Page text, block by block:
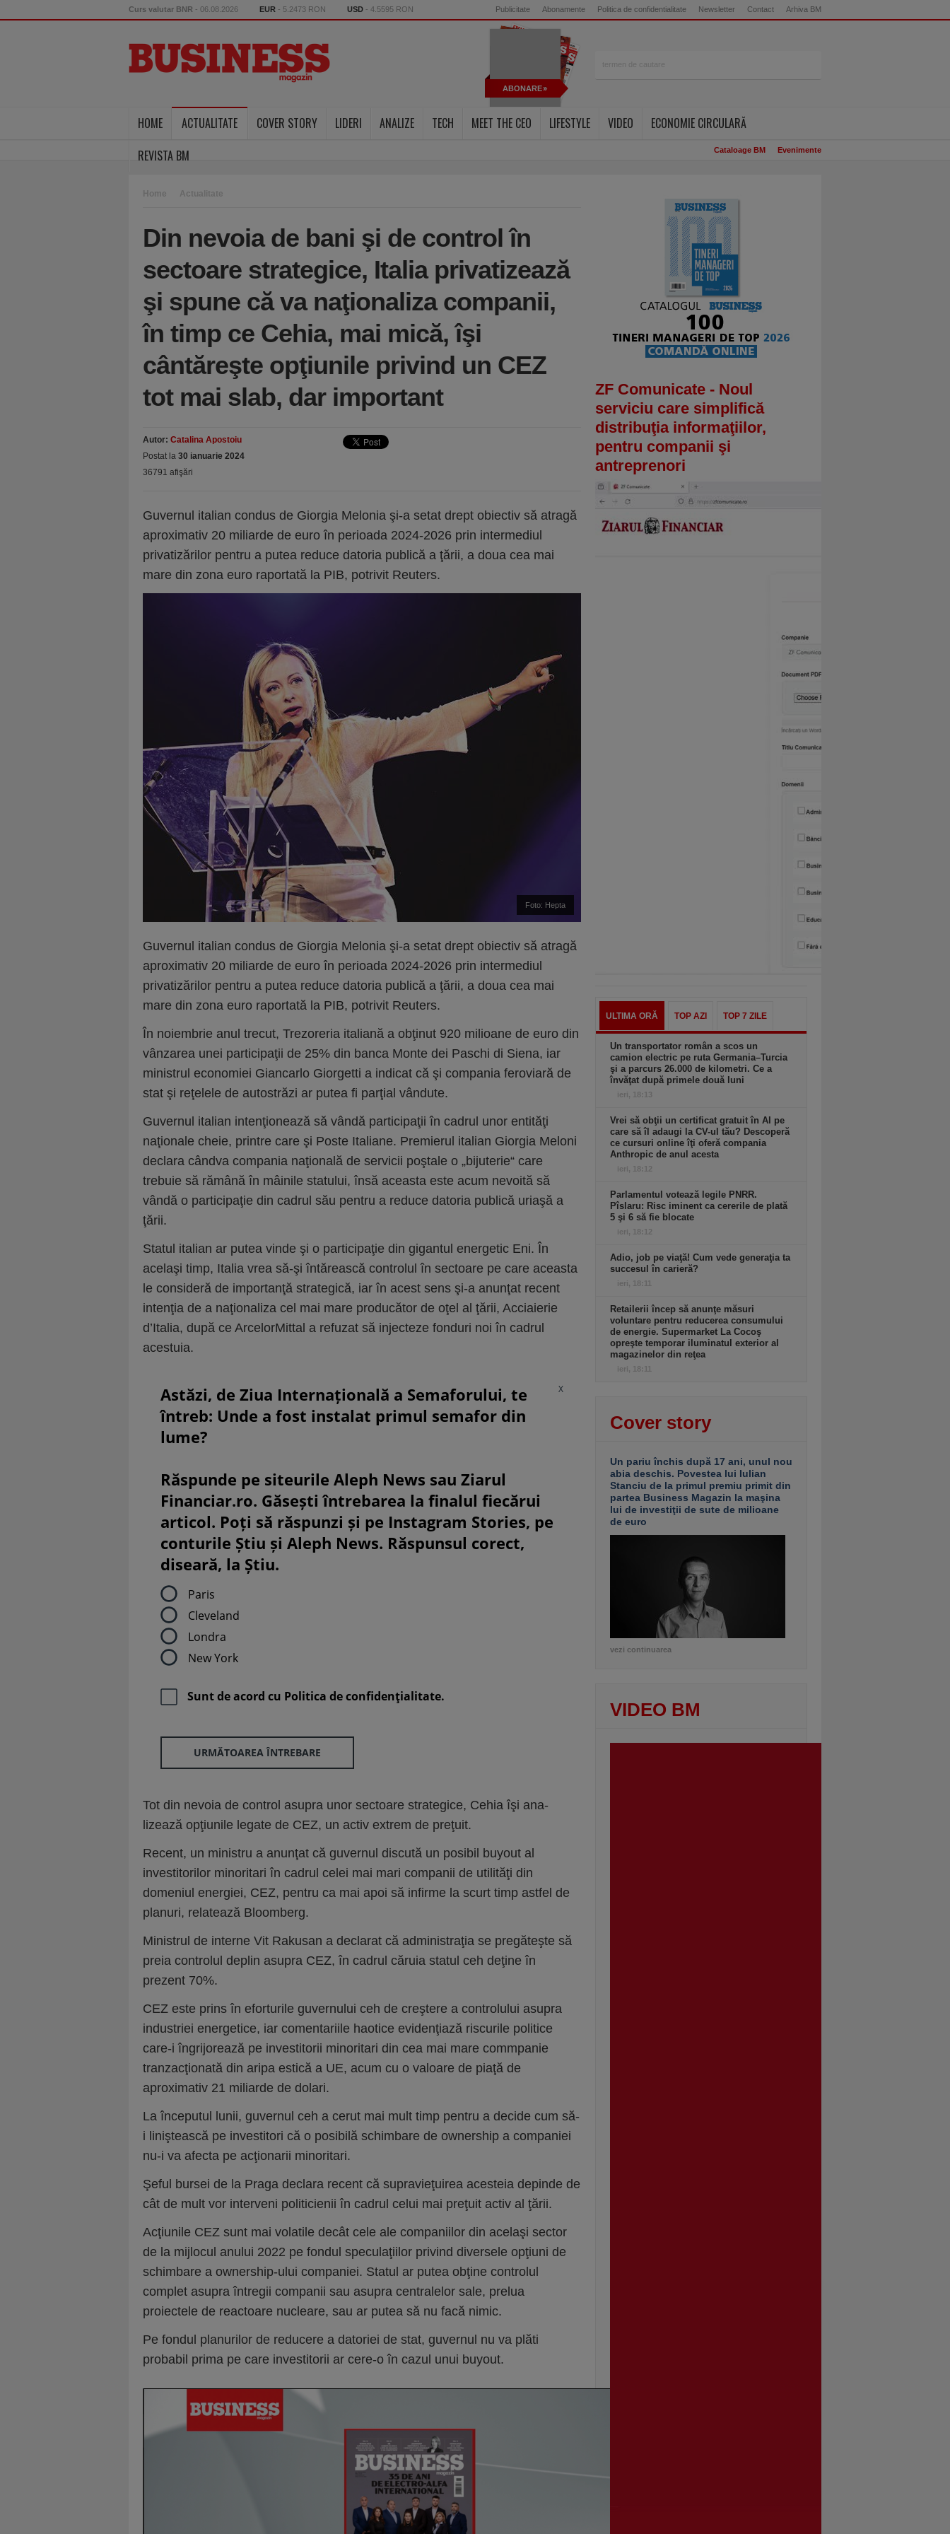
Curs valutar BNR - 06.08.2026 EUR - 5.2473 RON USD - 4.5595 RON Publicitate Abonamente Politica de confidentialitate Newsletter Contact Arhiva BM
ABONARE
HOME ACTUALITATE COVER STORY LIDERI ANALIZE TECH MEET THE CEO LIFESTYLE VIDEO
ECONOMIE CIRCULARĂ
REVISTA BM
Cataloage BM Evenimente
Home Actualitate
Din nevoia de bani şi de control în
sectoare strategice, Italia privatizează
şi spune că va naţionaliza companii,
în timp ce Cehia, mai mică, îşi
cântăreşte opţiunile privind un CEZ
tot mai slab, dar important
Autor: Catalina Apostoiu
Postat la 30 ianuarie 2024
36791 afişări
Guvernul italian condus de Giorgia Melonia şi-a setat drept obiectiv să atragă
aproximativ 20 mi­li­arde de euro în perioada 2024-2026 prin intermediul
privatizărilor pentru a putea reduce datoria publică a ţării, a doua cea mai
mare din zona euro raportată la PIB, potrivit Reuters.
Foto: Hepta
Guvernul italian condus de Giorgia Melonia şi-a setat drept obiectiv să atragă
aproximativ 20 mi­li­arde de euro în perioada 2024-2026 prin intermediul
privatizărilor pentru a putea reduce datoria publică a ţării, a doua cea mai
mare din zona euro raportată la PIB, potrivit Reuters.
În noiembrie anul trecut, Trezo­reria italiană a obţinut 920 milioane de euro din
vânzarea unei participaţii de 25% din banca Monte dei Paschi di Siena, iar
ministrul economiei Giancarlo Giorgetti a indicat că şi compania feroviară de
stat şi reţelele de autostrăzi ar putea fi parţial vândute.
Guvernul italian intenţionează să vândă participaţii în cadrul unor entităţi
naţionale cheie, printre care şi Poste Italiane. Premierul italian Giorgia Meloni
declara cândva com­pania naţională de servicii poştale o „bijuterie“ care
trebuie să rămână în mâinile statului, însă aceasta este acum nevoită să
vândă o participaţie din cadrul său pentru a reduce datoria publică uriaşă a
ţării.
Statul italian ar putea vinde şi o participaţie din gigantul energetic Eni. În
acelaşi timp, Italia vrea să-şi întărească controlul în sectoare pe care aceasta
le consideră de impor­tan­ţă strategică, iar în acest sens şi-a anunţat recent
intenţia de a naţio­naliza cel mai mare producător de oţel al ţării, Acciaierie
d’Italia, după ce ArcelorMittal a refuzat să injecte­ze fonduri noi în cadrul
acestuia.
X
Astăzi, de Ziua Internațională a Semaforului, te
întreb: Unde a fost instalat primul semafor din
lume?
Răspunde pe siteurile Aleph News sau Ziarul
Financiar.ro. Găsești întrebarea la finalul fiecărui
articol. Poți să răspunzi și pe Instagram Stories, pe
conturile Știu și Aleph News. Răspunsul corect,
diseară, la Știu.
Paris
Cleveland
Londra
New York
Sunt de acord cu Politica de confidenţialitate.
URMĂTOAREA ÎNTREBARE
Tot din nevoia de control asupra unor sectoare strategice, Cehia îşi ana­
lizează opţiunile legate de CEZ, un activ extrem de preţuit.
Recent, un ministru a anunţat că guvernul discută un posibil buyout al
investitorilor minoritari în cadrul celei mai mari companii de utilităţi din
domeniul energiei, CEZ, pentru ca mai apoi să infirme la scurt timp astfel de
planuri, relatează Bloomberg.
Ministrul de interne Vit Rakusan a declarat că administraţia se pregă­teşte să
preia controlul deplin asupra CEZ, în cadrul căruia statul ceh deţine în
prezent 70%.
CEZ este prins în eforturile gu­vernului ceh de creştere a controlului asupra
industriei energetice, iar comentariile haotice evidenţiază riscurile politice
care-i îngrijorează pe investitorii minoritari din cea mai mare commpanie
tranzacţionată din aripa estică a UE, acum cu o valoare de piaţă de
aproximativ 21 miliarde de dolari.
La începutul lunii, guvernul ceh a cerut mai mult timp pentru a decide cum să-
i liniştească pe investitori că o posibilă schimbare de ownership a companiei
nu-i va afecta pe acţionarii minoritari.
Şeful bursei de la Praga declara recent că supravieţuirea acesteia depinde de
cât de mult vor interveni politicienii în cadrul celui mai preţuit activ al ţării.
Acţiunile CEZ sunt mai volatile decât cele ale companiilor din acelaşi sector
de la mijlocul anului 2022 pe fondul speculaţiilor privind diversele opţiuni de
schimbare a ownership-ului companiei. Statul ar putea obţine controlul
complet asupra întregii companii sau asupra centralelor sale, prelua
proiectele de reactoare nucleare, sau ar putea să nu facă nimic.
Pe fondul planurilor de reducere a datoriei de stat, guvernul nu va plăti
probabil prima pe care investitorii ar cere-o în cazul unui buyout.
ZF Comunicate - Noul
serviciu care simplifică
distribuţia informaţiilor,
pentru companii şi
antreprenori
ULTIMA ORĂ TOP AZI TOP 7 ZILE
Un transportator român a scos un
camion electric pe ruta Germania–Turcia
şi a parcurs 26.000 de kilometri. Ce a
învăţat după primele două luni
ieri, 18:13
Vrei să obţii un certificat gratuit în AI pe
care să îl adaugi la CV-ul tău? Descoperă
ce cursuri online îţi oferă compania
Anthropic de anul acesta
ieri, 18:12
Parlamentul votează legile PNRR.
Pîslaru: Risc iminent ca cererile de plată
5 şi 6 să fie blocate
ieri, 18:12
Adio, job pe viaţă! Cum vede generaţia ta
succesul în carieră?
ieri, 18:11
Retailerii încep să anunţe măsuri
voluntare pentru reducerea consumului
de energie. Supermarket La Cocoş
opreşte temporar iluminatul exterior al
magazinelor din reţea
ieri, 18:11
Cover story
Un pariu închis după 17 ani, unul nou
abia deschis. Povestea lui Iulian
Stanciu de la primul premiu primit din
partea Business Magazin la maşina
lui de investiţii de sute de milioane
de euro
vezi continuarea
VIDEO BM